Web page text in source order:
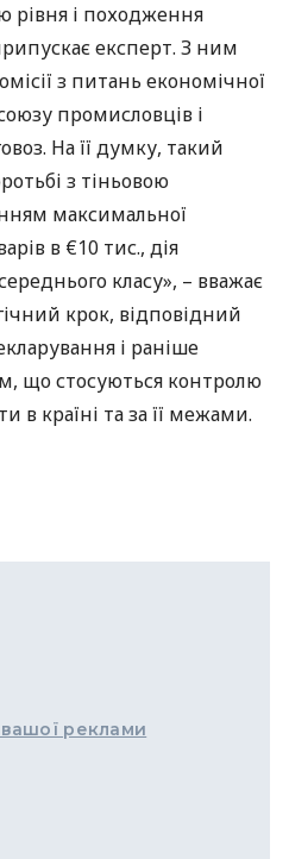
рівня і походження
експерт. З ним
з питань економічної
промисловців і
На її думку, такий
з тіньовою
максимальної
в €10 тис., дія
класу», – вважає
крок, відповідний
і раніше
що стосуються контролю
в країні та за її межами.
реклами